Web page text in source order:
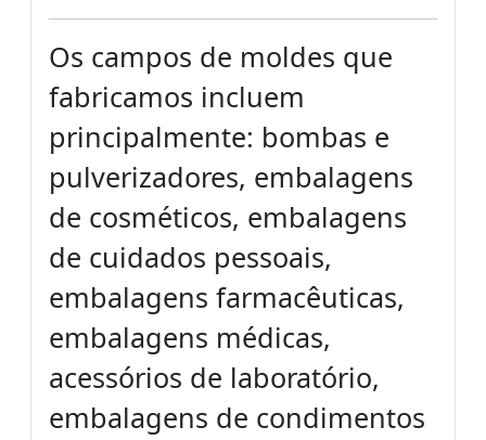
Os campos de moldes que
fabricamos incluem
principalmente: bombas e
pulverizadores, embalagens
de cosméticos, embalagens
de cuidados pessoais,
embalagens farmacêuticas,
embalagens médicas,
acessórios de laboratório,
embalagens de condimentos